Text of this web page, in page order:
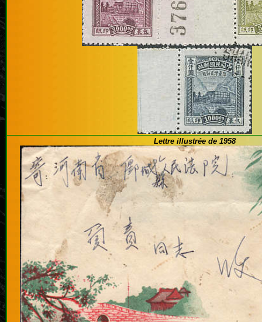
Lettre illustrée de 1958